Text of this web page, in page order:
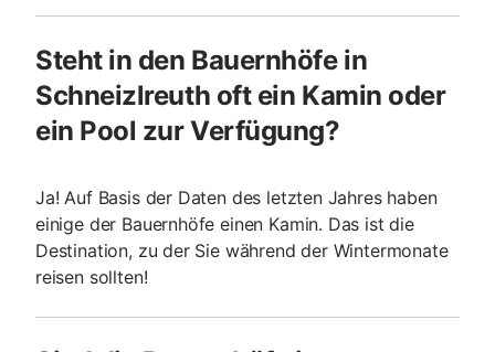
Steht in den Bauernhöfe in
Schneizlreuth oft ein Kamin oder
ein Pool zur Verfügung?
Ja! Auf Basis der Daten des letzten Jahres haben
einige der Bauernhöfe einen Kamin. Das ist die
Destination, zu der Sie während der Wintermonate
reisen sollten!